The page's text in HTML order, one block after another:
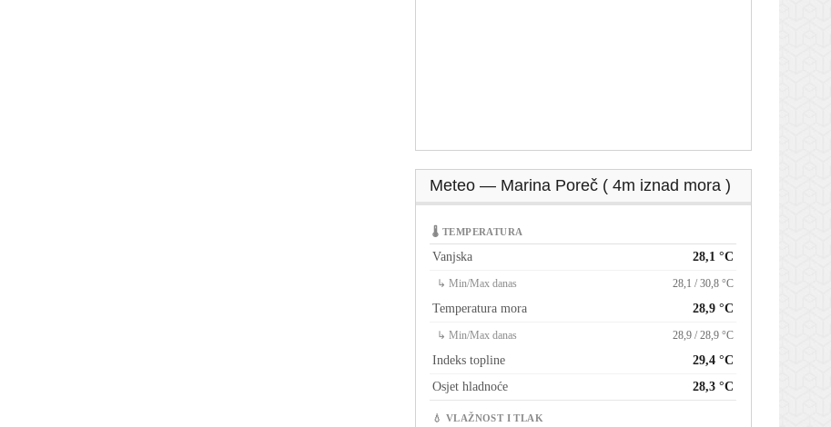
Meteo — Marina Poreč ( 4m iznad mora )
🌡 TEMPERATURA
Vanjska 28,1 °C
↳ Min/Max danas 28,1 / 30,8 °C
Temperatura mora 28,9 °C
↳ Min/Max danas 28,9 / 28,9 °C
Indeks topline
29,4 °C
Osjet hladnoće
28,3 °C
💧 VLAŽNOST I TLAK